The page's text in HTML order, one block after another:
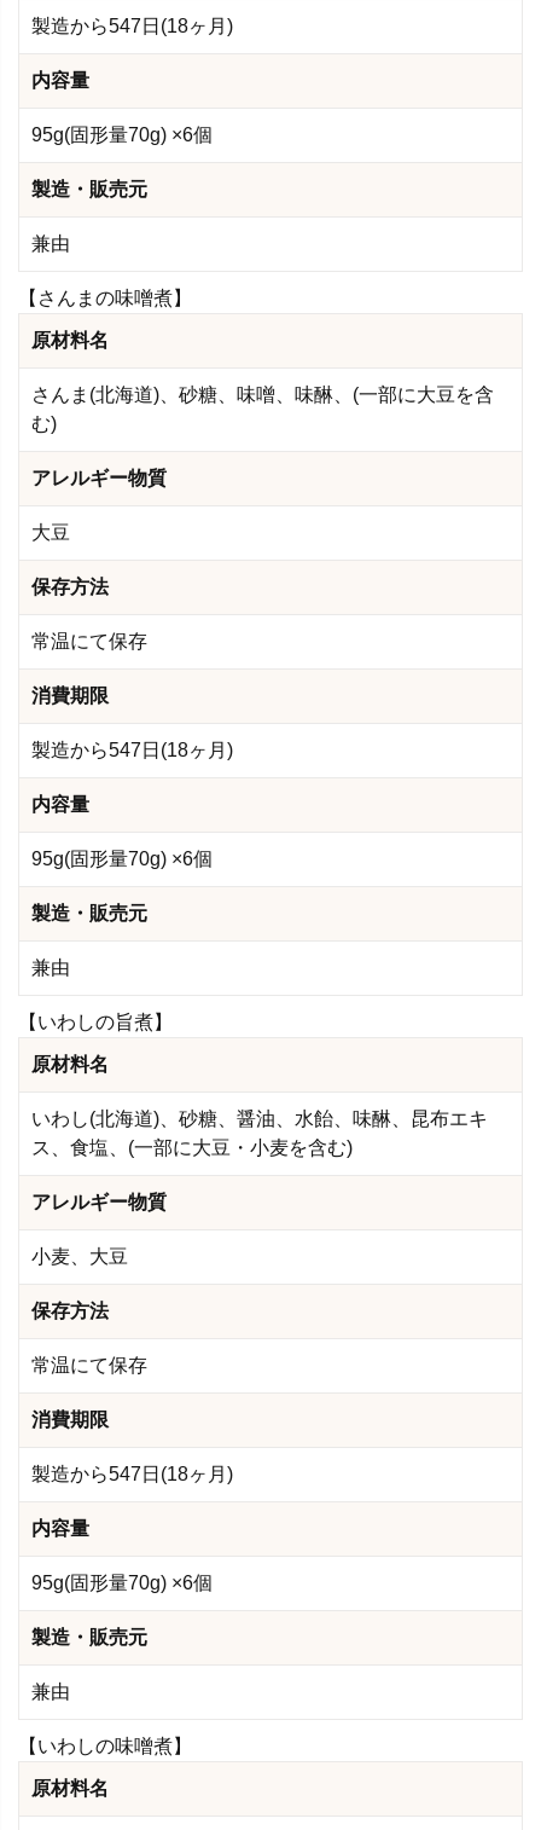
製造から547日(18ヶ月)
内容量
95g(固形量70g) ×6個
製造・販売元
兼由
【さんまの味噌煮】
原材料名
さんま(北海道)、砂糖、味噌、味醂、(一部に大豆を含
む)
アレルギー物質
大豆
保存方法
常温にて保存
消費期限
製造から547日(18ヶ月)
内容量
95g(固形量70g) ×6個
製造・販売元
兼由
【いわしの旨煮】
原材料名
いわし(北海道)、砂糖、醤油、水飴、味醂、昆布エキ
ス、食塩、(一部に大豆・小麦を含む)
アレルギー物質
小麦、大豆
保存方法
常温にて保存
消費期限
製造から547日(18ヶ月)
内容量
95g(固形量70g) ×6個
製造・販売元
兼由
【いわしの味噌煮】
原材料名